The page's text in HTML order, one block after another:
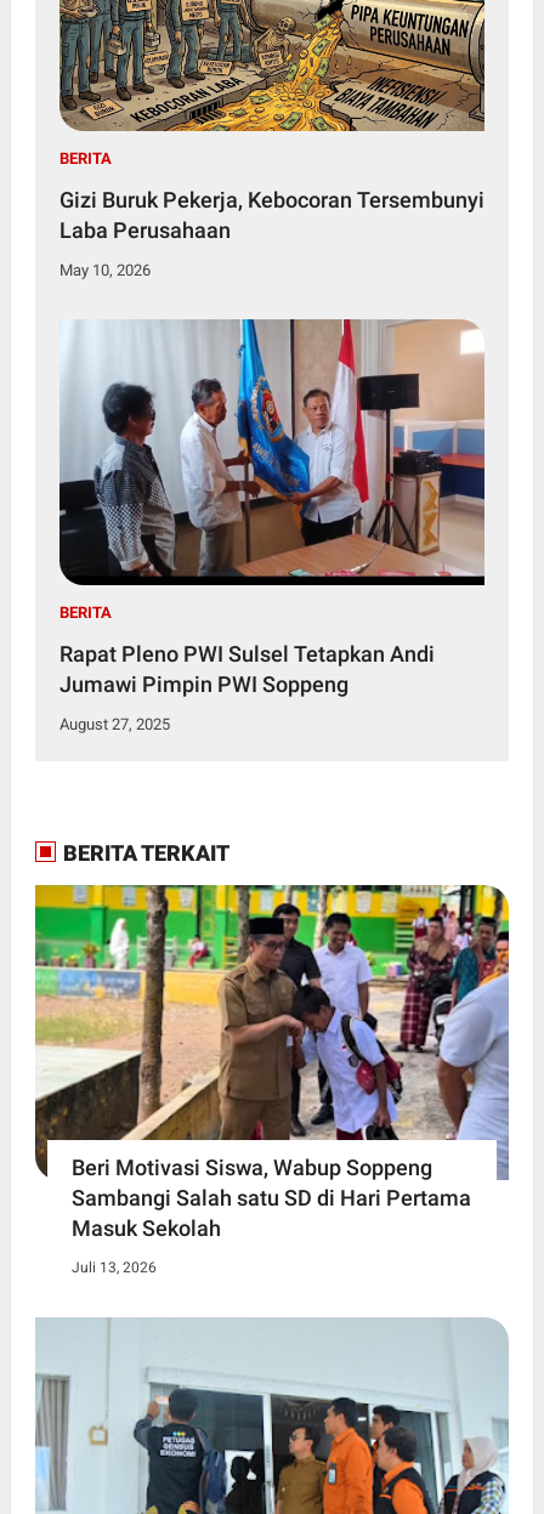
BERITA
Gizi Buruk Pekerja, Kebocoran Tersembunyi
Laba Perusahaan
May 10, 2026
BERITA
Rapat Pleno PWI Sulsel Tetapkan Andi
Jumawi Pimpin PWI Soppeng
August 27, 2025
BERITA TERKAIT
Beri Motivasi Siswa, Wabup Soppeng
Sambangi Salah satu SD di Hari Pertama
Masuk Sekolah
Juli 13, 2026